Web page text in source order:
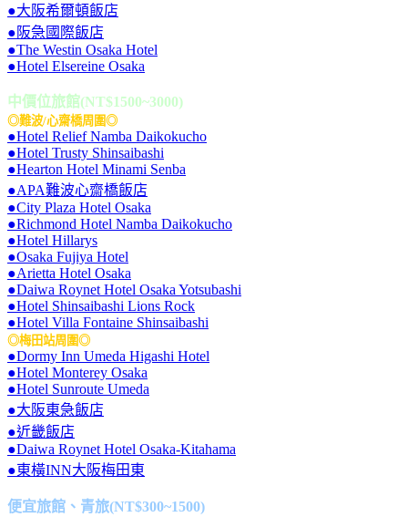
●大阪希爾頓飯店
●阪急國際飯店
●The Westin Osaka Hotel
●Hotel Elsereine Osaka
中價位旅館(NT$1500~3000)
◎難波/心齋橋周圍◎
●Hotel Relief Namba Daikokucho
●Hotel Trusty Shinsaibashi
●Hearton Hotel Minami Senba
●APA難波心齋橋飯店
●City Plaza Hotel Osaka
●Richmond Hotel Namba Daikokucho
●Hotel Hillarys
●Osaka Fujiya Hotel
●Arietta Hotel Osaka
●Daiwa Roynet Hotel Osaka Yotsubashi
●Hotel Shinsaibashi Lions Rock
●Hotel Villa Fontaine Shinsaibashi
◎梅田站周圍◎
●Dormy Inn Umeda Higashi Hotel
●Hotel Monterey Osaka
●Hotel Sunroute Umeda
●大阪東急飯店
●近畿飯店
●Daiwa Roynet Hotel Osaka-Kitahama
●東橫INN大阪梅田東
便宜旅館、青旅(NT$300~1500)